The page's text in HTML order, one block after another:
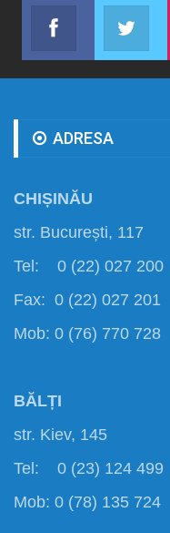
Facebook
Abonează-te
ADRESA
CHIȘINĂU
str. București, 117
Tel: 0 (22) 027 200
Fax: 0 (22) 027 201
Mob: 0 (76) 770 728
BĂLȚI
str. Kiev, 145
Tel: 0 (23) 124 499
Mob: 0 (78) 135 724